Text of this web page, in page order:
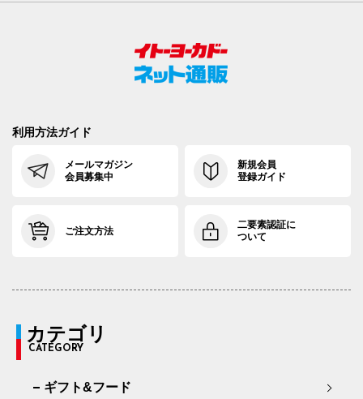
利用方法ガイド
メールマガジン
会員募集中
新規会員
登録ガイド
ご注文方法
二要素認証に
ついて
カテゴリ
CATEGORY
ギフト&フード